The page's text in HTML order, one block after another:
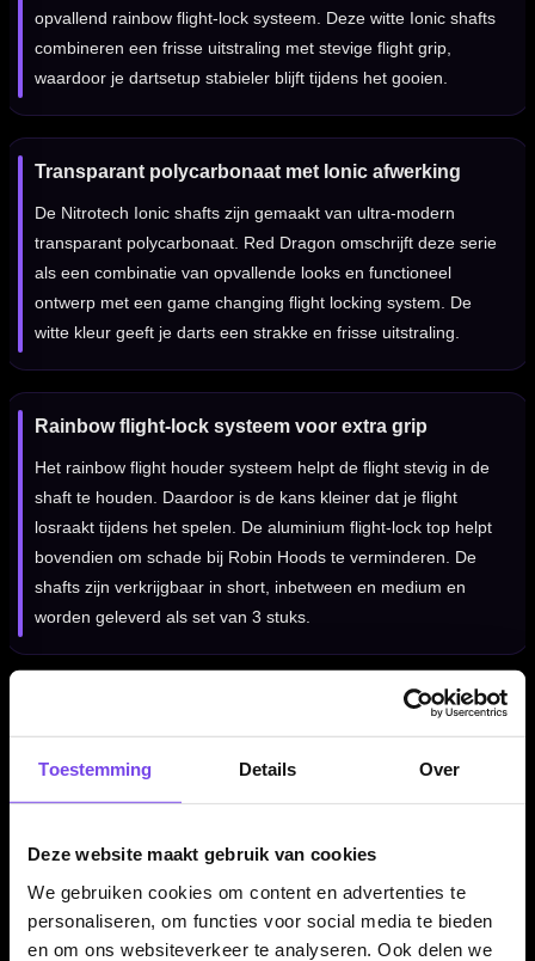
Toestemming Details Over
Deze website maakt gebruik van cookies
We gebruiken cookies om content en advertenties te
personaliseren, om functies voor social media te bieden
en om ons websiteverkeer te analyseren. Ook delen we
opvallend rainbow flight-lock systeem. Deze witte Ionic shafts
combineren een frisse uitstraling met stevige flight grip,
waardoor je dartsetup stabieler blijft tijdens het gooien.
Transparant polycarbonaat met Ionic afwerking
De Nitrotech Ionic shafts zijn gemaakt van ultra-modern
transparant polycarbonaat. Red Dragon omschrijft deze serie
als een combinatie van opvallende looks en functioneel
ontwerp met een game changing flight locking system. De
witte kleur geeft je darts een strakke en frisse uitstraling.
Rainbow flight-lock systeem voor extra grip
Het rainbow flight houder systeem helpt de flight stevig in de
shaft te houden. Daardoor is de kans kleiner dat je flight
losraakt tijdens het spelen. De aluminium flight-lock top helpt
bovendien om schade bij Robin Hoods te verminderen. De
shafts zijn verkrijgbaar in short, inbetween en medium en
worden geleverd als set van 3 stuks.
Kenmerken van de Red Dragon Nitrotech Ionic Shafts Wit
Nitrotech Ionic serie met transparante polycarbonaat
body
✓ Helpt schade bij Robin Hoods te verminderen
✓ Witte uitvoering voor een frisse dartset